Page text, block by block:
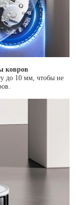
ковров
до 10 мм, чтобы не